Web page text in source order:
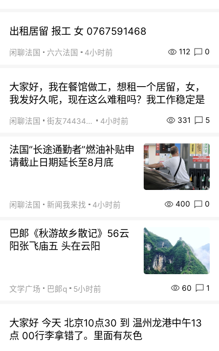
出租居留 报工 女 0767591468
闲聊法国 六六法国 4小时前 112 0
大家好，我在餐馆做工，想租一个居留，女，
我发好久呢，现在这么难租吗？我工作稳定是
闲聊法国 街友74434350 4小时前 331 5
法国“长途通勤者”燃油补贴申
请截止日期延长至8月底
闲聊法国 新闻我来找 4小时前 400 0
巴郞《秋游故乡散记》56云
阳张飞庙五 头在云阳
文学广场 巴郞q 5小时前 60 1
大家好 今天 北京10点30 到 温州龙港中午13
点 00行李拿错了。里面有灰色